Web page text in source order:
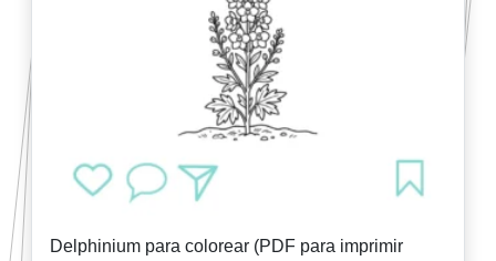
Delphinium para colorear (PDF para imprimir